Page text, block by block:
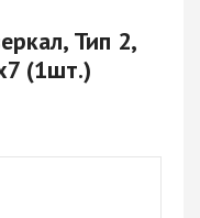
Тип 2,
(1шт.)